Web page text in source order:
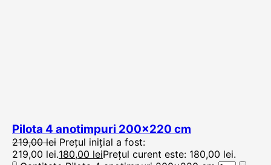
Pilota 4 anotimpuri 200×220 cm
219,00lei Prețul inițial a fost:
219,00 lei.180,00 leiPrețul curent este: 180,00 lei.